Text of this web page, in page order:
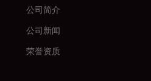
公司简介
公司新闻
荣誉资质